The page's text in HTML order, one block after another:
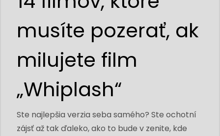
musíte pozerať, ak
milujete film
„Whiplash“
Ste najlepšia verzia seba samého? Ste ochotní
zájsť až tak ďaleko, ako to bude v zenite, kde